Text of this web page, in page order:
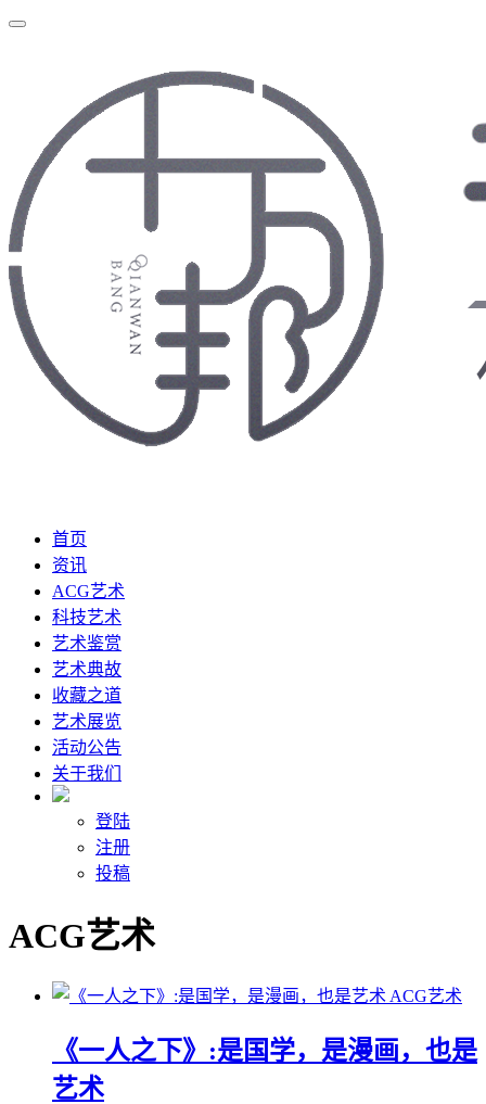
首页
资讯
ACG艺术
科技艺术
艺术鉴赏
艺术典故
收藏之道
艺术展览
活动公告
关于我们
登陆
注册
投稿
ACG艺术
ACG艺术
《一人之下》:是国学，是漫画，也是
艺术